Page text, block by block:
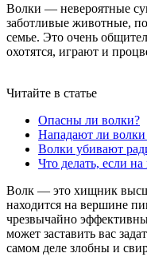
Волки — невероятные
заботливые животные,
семье. Это очень
охотятся, играют и
Читайте в статье
Опасны ли волки?
Нападают ли
Волки убивают
Что делать, если
Волк — это хищник
находится на вершине
чрезвычайно
может заставить вас
самом деле злобны и